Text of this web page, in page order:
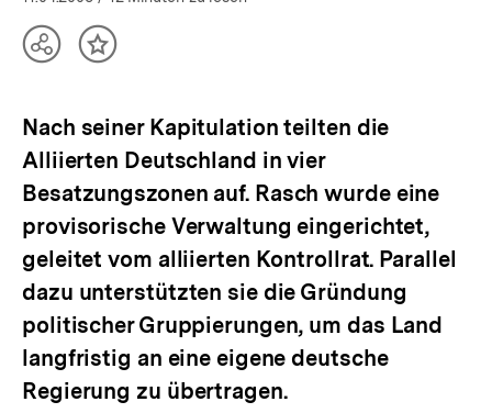
TeilenInhalt
Nach seiner Kapitulation teilten die
Alliierten Deutschland in vier
Besatzungszonen auf. Rasch wurde eine
provisorische Verwaltung eingerichtet,
geleitet vom alliierten Kontrollrat. Parallel
dazu unterstützten sie die Gründung
politischer Gruppierungen, um das Land
langfristig an eine eigene deutsche
Regierung zu übertragen.